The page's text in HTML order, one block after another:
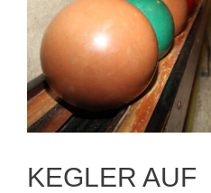
KEGLER AUF